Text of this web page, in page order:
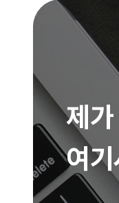
제
여